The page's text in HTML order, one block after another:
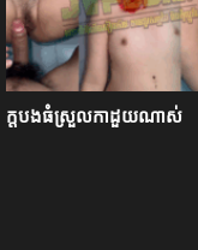
ក្ដបងធំស្រួលកាដួយណាស់